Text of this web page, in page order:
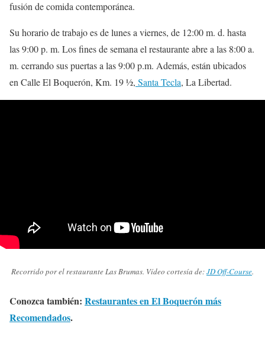
fusión de comida contemporánea.
Su horario de trabajo es de lunes a viernes, de 12:00 m. d. hasta
las 9:00 p. m. Los fines de semana el restaurante abre a las 8:00 a.
m. cerrando sus puertas a las 9:00 p.m. Además, están ubicados
en Calle El Boquerón, Km. 19 ½, Santa Tecla, La Libertad.
Recorrido por el restaurante Las Brumas. Vídeo cortesía de:JD Off-Course.
Conozca también: Restaurantes en El Boquerón más
Recomendados.